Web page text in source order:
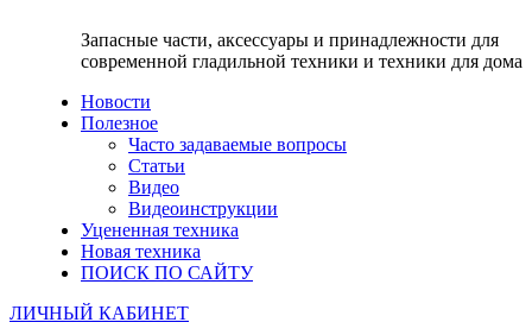
Запасные части, аксессуары и принадлежности для
современной гладильной техники и техники для дома
Новости
Полезное
Часто задаваемые вопросы
Статьи
Видео
Видеоинструкции
Уцененная техника
Новая техника
ПОИСК ПО САЙТУ
ЛИЧНЫЙ КАБИНЕТ